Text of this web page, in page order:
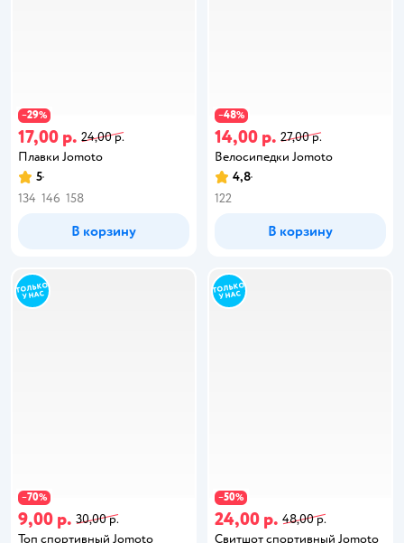
−29%
17,00 р. 24,00 р.
Плавки Jomoto
5
134 146 158
В корзину
−48%
14,00 р. 27,00 р.
Велосипедки Jomoto
4,8
122
В корзину
−70%
9,00 р. 30,00 р.
Топ спортивный Jomoto
−50%
24,00 р. 48,00 р.
Свитшот спортивный Jomoto